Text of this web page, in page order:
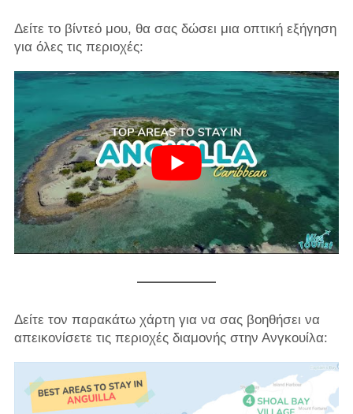
Δείτε το βίντεό μου, θα σας δώσει μια οπτική εξήγηση
για όλες τις περιοχές:
Δείτε τον παρακάτω χάρτη για να σας βοηθήσει να
απεικονίσετε τις περιοχές διαμονής στην Ανγκουίλα: